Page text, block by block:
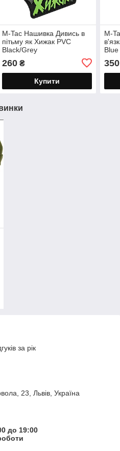
M-Tac Нашивка Дивись в
пітьму як Хижак PVC
Black/Grey
260₴
Купити
M-
Blue
350
за рік
23, Львів, Україна
до 19:00